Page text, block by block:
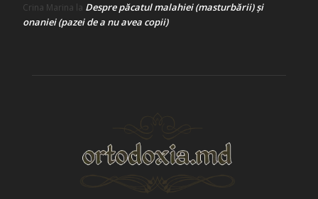
Crina Marina la Despre păcatul malahiei (masturbării) şi
onaniei (pazei de a nu avea copii)